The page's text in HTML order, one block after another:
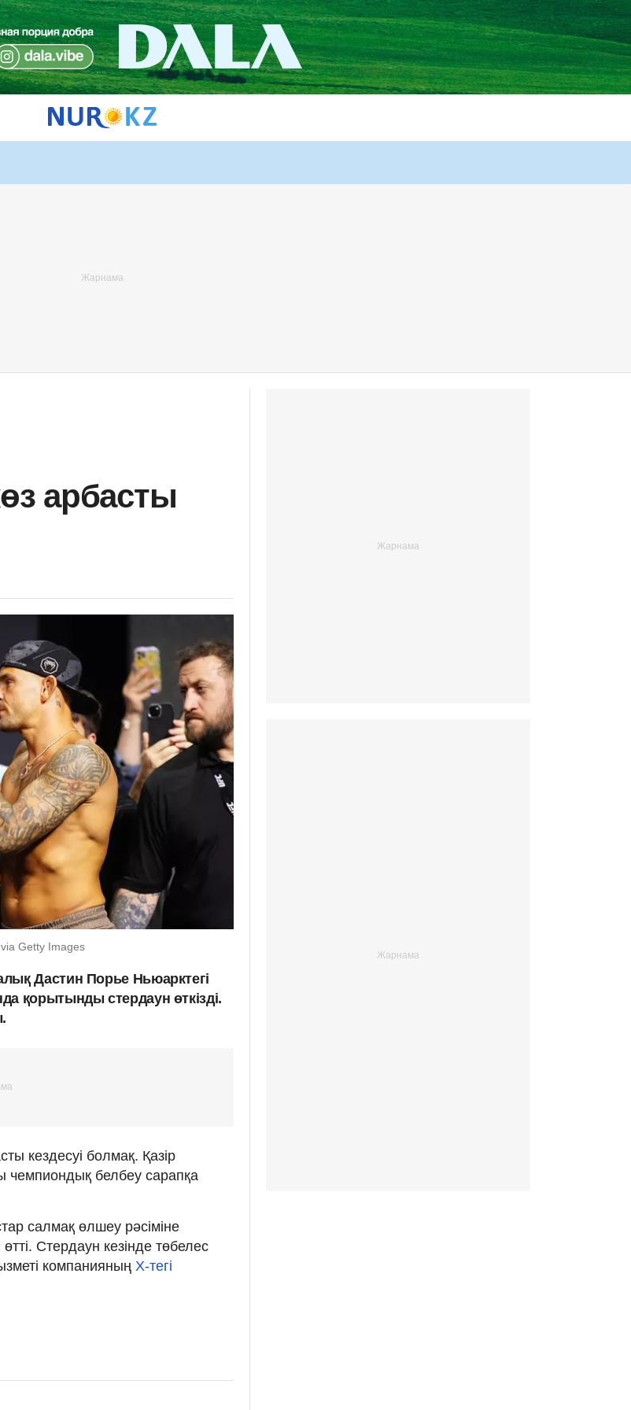
арбасты
Getty Images
Дастин Порье Ньюарктегі
қорытынды стердаун өткізді.
кездесуі болмақ. Қазір
чемпиондық белбеу сарапқа
салмақ өлшеу рәсіміне
Стердаун кезінде төбелес
компанияның Х-тегі